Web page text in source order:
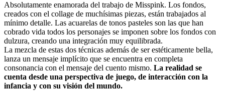
Absolutamente enamorada del trabajo de Misspink. Los fondos,
creados con el collage de muchísimas piezas, están trabajados al
mínimo detalle. Las acuarelas de tonos pasteles son las que han
cobrado vida todos los personajes se imponen sobre los fondos con
dulzura, creando una integración muy equilibrada.
La mezcla de estas dos técnicas además de ser estéticamente bella,
lanza un mensaje implícito que se encuentra en completa
consonancia con el mensaje del cuento mismo. La realidad se
cuenta desde una perspectiva de juego, de interacción con la
infancia y con su visión del mundo.